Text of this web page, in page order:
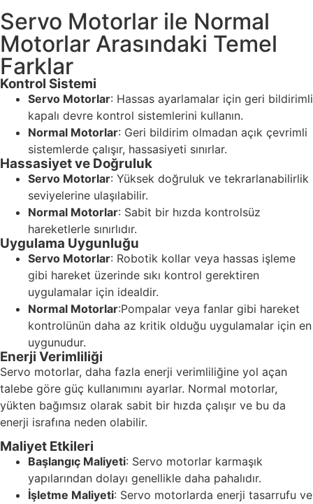
Servo Motorlar ile Normal
Motorlar Arasındaki Temel
Farklar
Kontrol Sistemi
Servo Motorlar: Hassas ayarlamalar için geri bildirimli
kapalı devre kontrol sistemlerini kullanın.
Normal Motorlar: Geri bildirim olmadan açık çevrimli
sistemlerde çalışır, hassasiyeti sınırlar.
Hassasiyet ve Doğruluk
Servo Motorlar: Yüksek doğruluk ve tekrarlanabilirlik
seviyelerine ulaşılabilir.
Normal Motorlar: Sabit bir hızda kontrolsüz
hareketlerle sınırlıdır.
Uygulama Uygunluğu
Servo Motorlar: Robotik kollar veya hassas işleme
gibi hareket üzerinde sıkı kontrol gerektiren
uygulamalar için idealdir.
Normal Motorlar:Pompalar veya fanlar gibi hareket
kontrolünün daha az kritik olduğu uygulamalar için en
uygunudur.
Enerji Verimliliği
Servo motorlar, daha fazla enerji verimliliğine yol açan
talebe göre güç kullanımını ayarlar. Normal motorlar,
yükten bağımsız olarak sabit bir hızda çalışır ve bu da
enerji israfına neden olabilir.
Maliyet Etkileri
Başlangıç Maliyeti: Servo motorlar karmaşık
yapılarından dolayı genellikle daha pahalıdır.
İşletme Maliyeti: Servo motorlarda enerji tasarrufu ve